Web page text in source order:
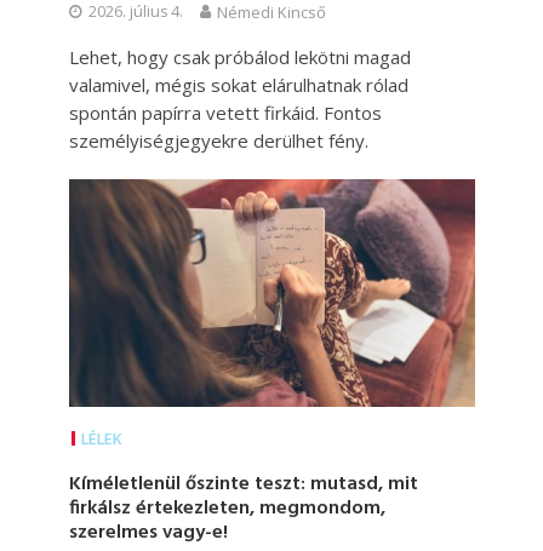
2026. július 4. Némedi Kincső
Lehet, hogy csak próbálod lekötni magad
valamivel, mégis sokat elárulhatnak rólad
spontán papírra vetett firkáid. Fontos
személyiségjegyekre derülhet fény.
LÉLEK
Kíméletlenül őszinte teszt: mutasd, mit
firkálsz értekezleten, megmondom,
szerelmes vagy-e!